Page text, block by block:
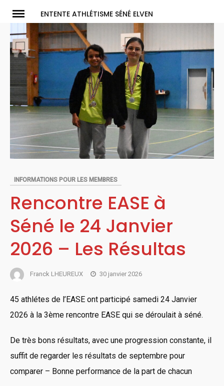
content
ENTENTE ATHLÉTISME SÉNÉ ELVEN
INFORMATIONS POUR LES MEMBRES
Rencontre EASE à
Séné le 24 Janvier
2026 – Les Résultas
Franck LHEUREUX 30 janvier 2026
45 athlétes de l’EASE ont participé samedi 24 Janvier
2026 à la 3ème rencontre EASE qui se déroulait à séné.
De très bons résultats, avec une progression constante, il
suffit de regarder les résultats de septembre pour
comparer – Bonne performance de la part de chacun